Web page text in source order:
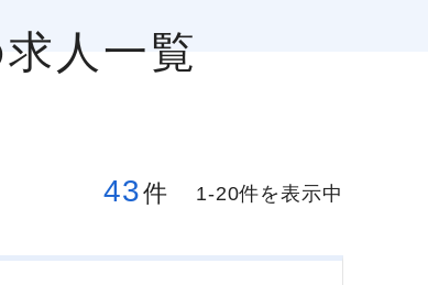
人一覧
43件 1-20件を表示中